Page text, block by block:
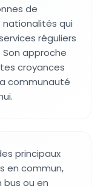
de
qui
réguliers
approche
croyances
communauté
principaux
en commun,
ou en